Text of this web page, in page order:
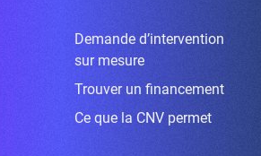
Demande d’intervention
sur mesure
Trouver un financement
Ce que la CNV permet